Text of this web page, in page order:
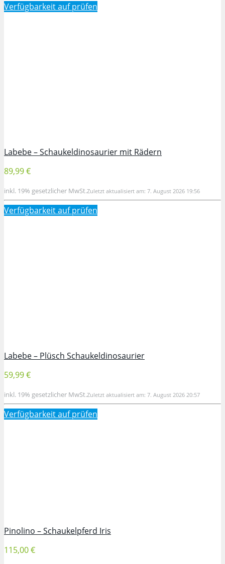
Verfügbarkeit aufprüfen
Labebe – Schaukeldinosaurier mit Rädern
89,99 €
inkl. 19% gesetzlicher MwSt.Zuletzt aktualisiert am: 7. August 2026 19:56
Verfügbarkeit aufprüfen
Labebe – Plüsch Schaukeldinosaurier
59,99 €
inkl. 19% gesetzlicher MwSt.Zuletzt aktualisiert am: 7. August 2026 20:57
Verfügbarkeit aufprüfen
Pinolino – Schaukelpferd Iris
115,00 €